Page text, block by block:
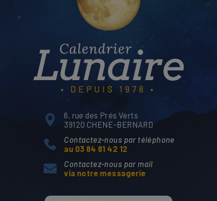
6, rue des Prés Verts
39120 CHENE-BERNARD
Contactez-nous par téléphone
au 03 84 81 42 12
Contactez-nous par mail
via notre messagerie